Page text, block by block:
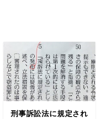
刑事訴訟法に規定され